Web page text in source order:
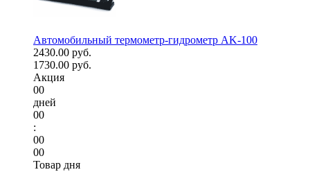
Автомобильный термометр-гидрометр AK-100
2430.00 руб.
1730.00 руб.
Акция
00
дней
00
:
00
00
Товар дня